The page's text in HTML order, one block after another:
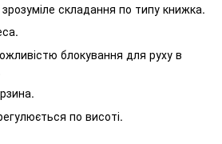
зрозуміле складання по типу книжка.
блокування для руху в
по висоті.